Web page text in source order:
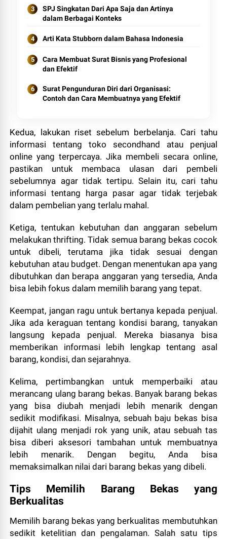
SPJ Singkatan Dari Apa Saja dan Artinya
dalam Berbagai Konteks
Arti Kata Stubborn dalam Bahasa Indonesia
Cara Membuat Surat Bisnis yang Profesional
dan Efektif
Surat Pengunduran Diri dari Organisasi:
Contoh dan Cara Membuatnya yang Efektif
Kedua, lakukan riset sebelum berbelanja. Cari tahu
informasi tentang toko secondhand atau penjual
online yang terpercaya. Jika membeli secara online,
pastikan untuk membaca ulasan dari pembeli
sebelumnya agar tidak tertipu. Selain itu, cari tahu
informasi tentang harga pasar agar tidak terjebak
dalam pembelian yang terlalu mahal.
Ketiga, tentukan kebutuhan dan anggaran sebelum
melakukan thrifting. Tidak semua barang bekas cocok
untuk dibeli, terutama jika tidak sesuai dengan
kebutuhan atau budget. Dengan menentukan apa yang
dibutuhkan dan berapa anggaran yang tersedia, Anda
bisa lebih fokus dalam memilih barang yang tepat.
Keempat, jangan ragu untuk bertanya kepada penjual.
Jika ada keraguan tentang kondisi barang, tanyakan
langsung kepada penjual. Mereka biasanya bisa
memberikan informasi lebih lengkap tentang asal
barang, kondisi, dan sejarahnya.
Kelima, pertimbangkan untuk memperbaiki atau
merancang ulang barang bekas. Banyak barang bekas
yang bisa diubah menjadi lebih menarik dengan
sedikit modifikasi. Misalnya, sebuah baju bekas bisa
dijahit ulang menjadi rok yang unik, atau sebuah tas
bisa diberi aksesori tambahan untuk membuatnya
lebih menarik. Dengan begitu, Anda bisa
memaksimalkan nilai dari barang bekas yang dibeli.
Tips Memilih Barang Bekas yang
Berkualitas
Memilih barang bekas yang berkualitas membutuhkan
sedikit ketelitian dan pengalaman. Salah satu tips